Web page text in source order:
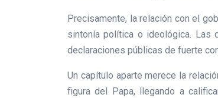
Precisamente, la relación con el
sintonía política o ideológica. Las
declaraciones públicas de fuerte
Un capítulo aparte merece la
figura del Papa, llegando a